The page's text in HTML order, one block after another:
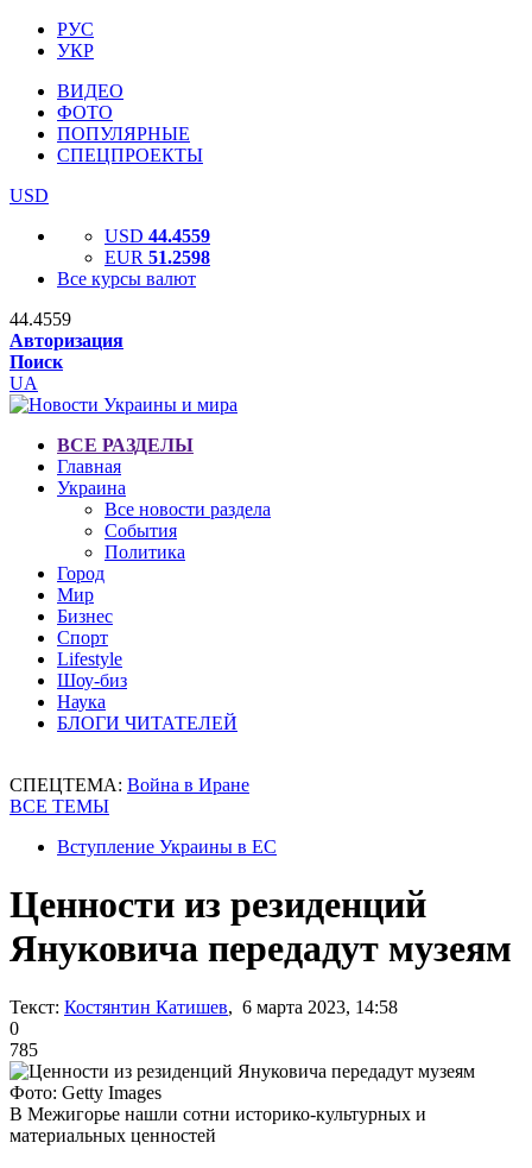
РУС
УКР
ВИДЕО
ФОТО
ПОПУЛЯРНЫЕ
СПЕЦПРОЕКТЫ
USD
USD 44.4559
EUR 51.2598
Все курсы валют
44.4559
Авторизация
Поиск
UA
ВСЕ РАЗДЕЛЫ
Главная
Украина
Все новости раздела
События
Политика
Город
Мир
Бизнес
Спорт
Lifestyle
Шоу-биз
Наука
БЛОГИ ЧИТАТЕЛЕЙ
СПЕЦТЕМА: Война в Иране
ВСЕ ТЕМЫ
Вступление Украины в ЕС
Ценности из резиденций
Януковича передадут музеям
Текст: Костянтин Катишев, 6 марта 2023, 14:58
0
785
Фото: Getty Images
В Межигорье нашли сотни историко-культурных и
материальных ценностей